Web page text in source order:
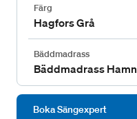
Färg
Hagfors Grå
Bäddmadrass
Bäddmadrass Hamn
Boka Sängexpert